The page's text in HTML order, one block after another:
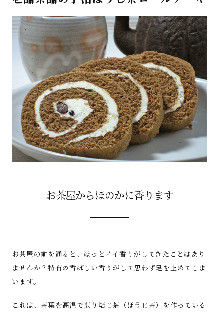
お茶屋からほのかに香ります
お茶屋の前を通ると、ほっとイイ香りがしてきたことはあり
ませんか？特有の香ばしい香りがして思わず足を止めてしま
います。
これは、茶葉を高温で煎り焙じ茶（ほうじ茶）を作っている